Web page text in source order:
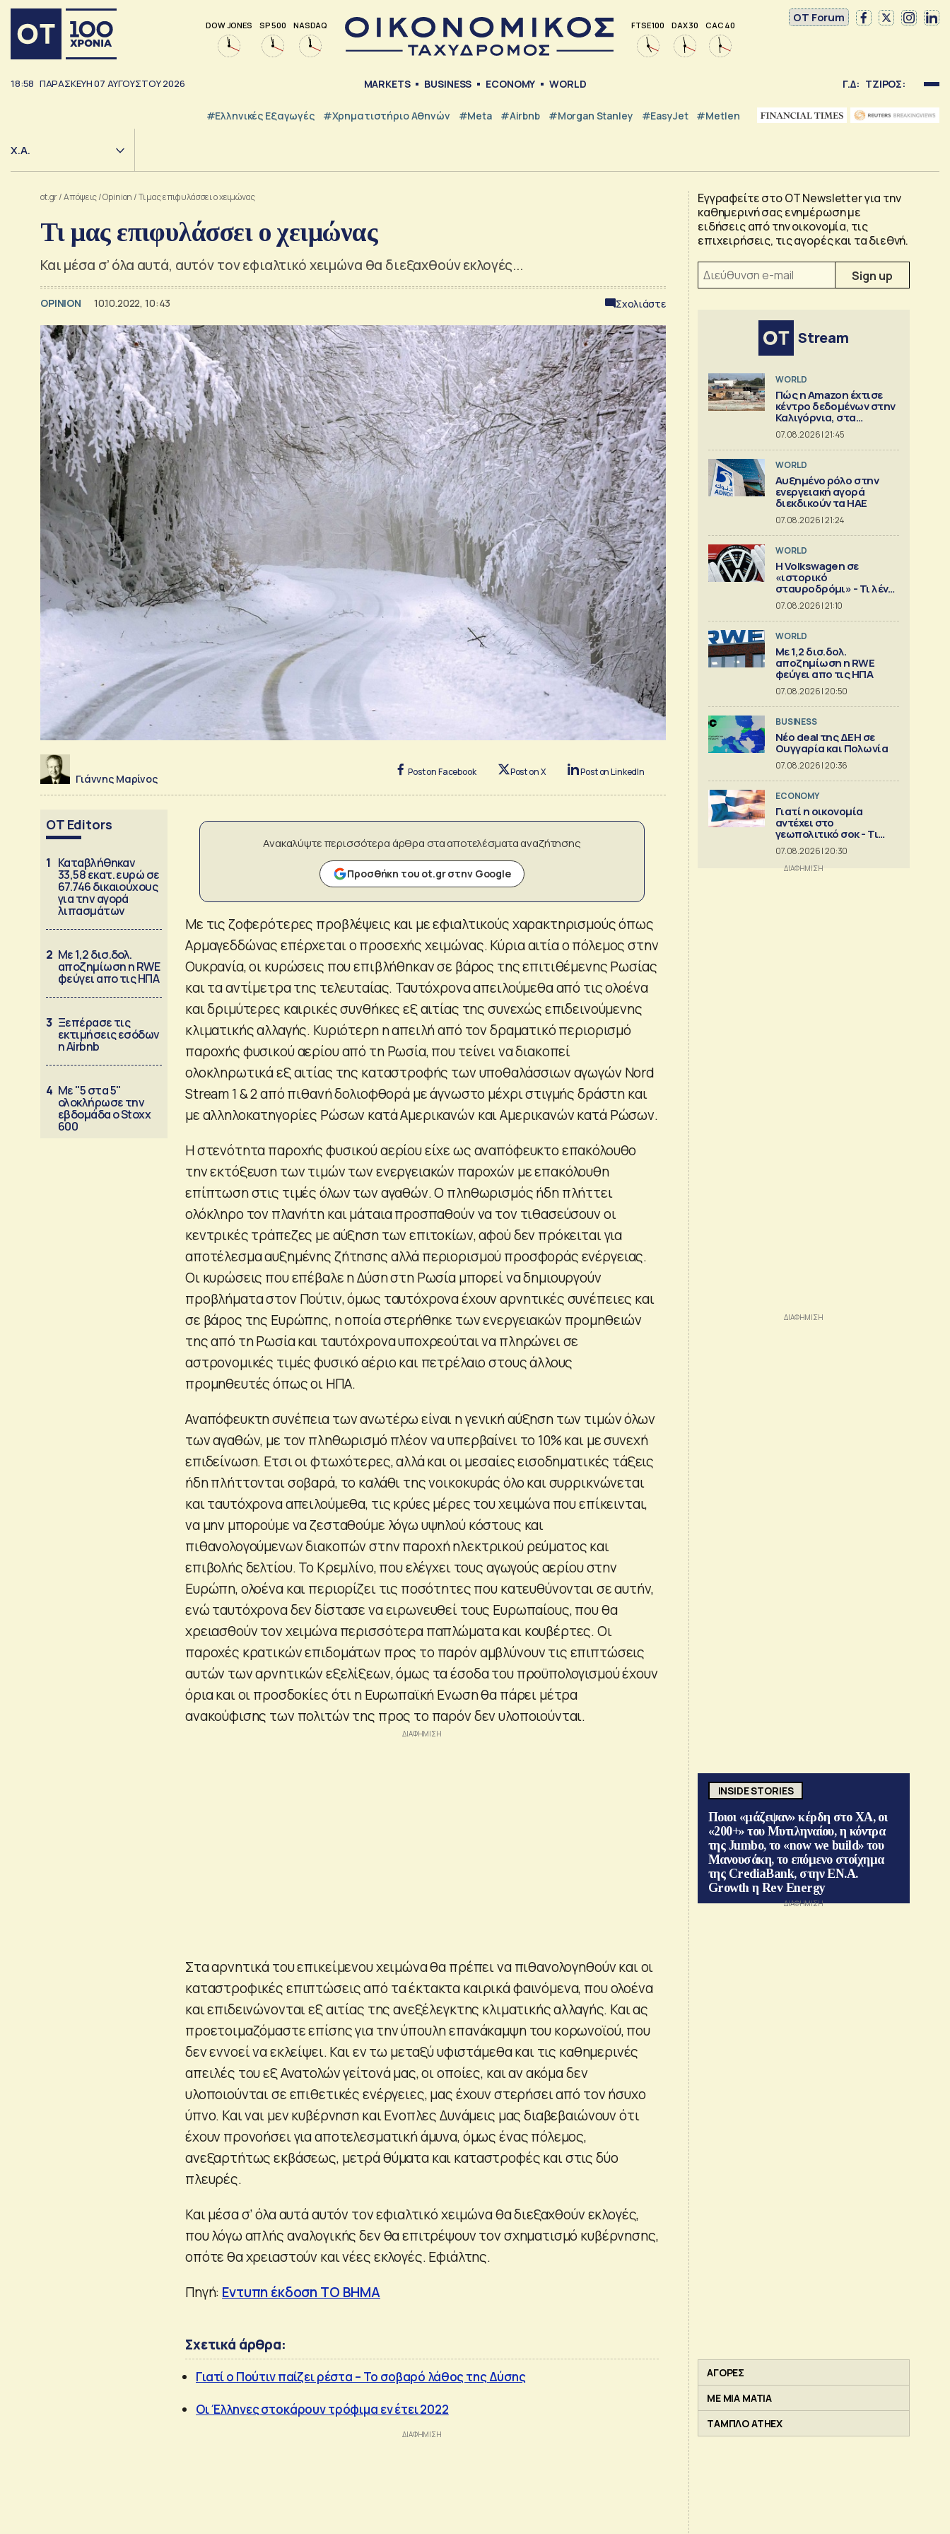
DOW JONES SP 500 NASDAQ FTSE 100 DAX 30 CAC 40
OT Forum
18:58 ΠΑΡΑΣΚΕΥΗ07 ΑΥΓΟΥΣΤΟΥ2026 MARKETS BUSINESS ECONOMY WORLD Γ.Δ: ΤΖΙΡΟΣ:
#Ελληνικές Εξαγωγές #Χρηματιστήριο Αθηνών #Meta #Airbnb #Morgan Stanley #EasyJet #Metlen
Χ.Α.
ot.gr/Απόψεις/Opinion /Τι μας επιφυλάσσει ο χειμώνας
Τι μας επιφυλάσσει ο χειμώνας
Και μέσα σ’ όλα αυτά, αυτόν τον εφιαλτικό χειμώνα θα διεξαχθούν εκλογές...
OPINION 10.10.2022, 10:43 Σχολιάστε
Γιάννης Μαρίνος
Post on Facebook Post on X Post on LinkedIn
OT Editors
1 Καταβλήθηκαν
33,58 εκατ. ευρώ σε
67.746 δικαιούχους
για την αγορά
λιπασμάτων
2 Με 1,2 δισ.δολ.
αποζημίωση η RWE
φεύγει απο τις ΗΠΑ
3 Ξεπέρασε τις
εκτιμήσεις εσόδων
η Airbnb
4 Με "5 στα 5"
ολοκλήρωσε την
εβδομάδα ο Stoxx
600
Ανακαλύψτε περισσότερα άρθρα στα αποτελέσματα αναζήτησης
Προσθήκη του ot.gr στην Google
Mε τις ζοφερότερες προβλέψεις και με εφιαλτικούς χαρακτηρισμούς όπως
Αρμαγεδδώνας επέρχεται ο προσεχής χειμώνας. Κύρια αιτία ο πόλεμος στην
Ουκρανία, οι κυρώσεις που επιβλήθηκαν σε βάρος της επιτιθέμενης Ρωσίας
και τα αντίμετρα της τελευταίας. Ταυτόχρονα απειλούμεθα από τις ολοένα
και δριμύτερες καιρικές συνθήκες εξ αιτίας της συνεχώς επιδεινούμενης
κλιματικής αλλαγής. Κυριότερη η απειλή από τον δραματικό περιορισμό
παροχής φυσικού αερίου από τη Ρωσία, που τείνει να διακοπεί
ολοκληρωτικά εξ αιτίας της καταστροφής των υποθαλάσσιων αγωγών Nord
Stream 1 & 2 από πιθανή δολιοφθορά με άγνωστο μέχρι στιγμής δράστη και
με αλληλοκατηγορίες Ρώσων κατά Αμερικανών και Αμερικανών κατά Ρώσων.
Η στενότητα παροχής φυσικού αερίου είχε ως αναπόφευκτο επακόλουθο
την εκτόξευση των τιμών των ενεργειακών παροχών με επακόλουθη
επίπτωση στις τιμές όλων των αγαθών. Ο πληθωρισμός ήδη πλήττει
ολόκληρο τον πλανήτη και μάταια προσπαθούν να τον τιθασεύσουν οι
κεντρικές τράπεζες με αύξηση των επιτοκίων, αφού δεν πρόκειται για
αποτέλεσμα αυξημένης ζήτησης αλλά περιορισμού προσφοράς ενέργειας.
Οι κυρώσεις που επέβαλε η Δύση στη Ρωσία μπορεί να δημιουργούν
προβλήματα στον Πούτιν, όμως ταυτόχρονα έχουν αρνητικές συνέπειες και
σε βάρος της Ευρώπης, η οποία στερήθηκε των ενεργειακών προμηθειών
της από τη Ρωσία και ταυτόχρονα υποχρεούται να πληρώνει σε
αστρονομικές τιμές φυσικό αέριο και πετρέλαιο στους άλλους
προμηθευτές όπως οι ΗΠΑ.
Αναπόφευκτη συνέπεια των ανωτέρω είναι η γενική αύξηση των τιμών όλων
των αγαθών, με τον πληθωρισμό πλέον να υπερβαίνει το 10% και με συνεχή
επιδείνωση. Ετσι οι φτωχότερες, αλλά και οι μεσαίες εισοδηματικές τάξεις
ήδη πλήττονται σοβαρά, το καλάθι της νοικοκυράς όλο και συρρικνώνεται
και ταυτόχρονα απειλούμεθα, τις κρύες μέρες του χειμώνα που επίκεινται,
να μην μπορούμε να ζεσταθούμε λόγω υψηλού κόστους και
πιθανολογούμενων διακοπών στην παροχή ηλεκτρικού ρεύματος και
επιβολής δελτίου. Το Κρεμλίνο, που ελέγχει τους αγωγούς αερίου στην
Ευρώπη, ολοένα και περιορίζει τις ποσότητες που κατευθύνονται σε αυτήν,
ενώ ταυτόχρονα δεν δίστασε να ειρωνευθεί τους Ευρωπαίους, που θα
χρειασθούν τον χειμώνα περισσότερα παπλώματα και κουβέρτες. Οι
παροχές κρατικών επιδομάτων προς το παρόν αμβλύνουν τις επιπτώσεις
αυτών των αρνητικών εξελίξεων, όμως τα έσοδα του προϋπολογισμού έχουν
όρια και οι προσδοκίες ότι η Ευρωπαϊκή Ενωση θα πάρει μέτρα
ανακούφισης των πολιτών της προς το παρόν δεν υλοποιούνται.
Στα αρνητικά του επικείμενου χειμώνα θα πρέπει να πιθανολογηθούν και οι
καταστροφικές επιπτώσεις από τα έκτακτα καιρικά φαινόμενα, που ολοένα
και επιδεινώνονται εξ αιτίας της ανεξέλεγκτης κλιματικής αλλαγής. Και ας
προετοιμαζόμαστε επίσης για την ύπουλη επανάκαμψη του κορωνοϊού, που
δεν εννοεί να εκλείψει. Και εν τω μεταξύ υφιστάμεθα και τις καθημερινές
απειλές του εξ Ανατολών γείτονά μας, οι οποίες, και αν ακόμα δεν
υλοποιούνται σε επιθετικές ενέργειες, μας έχουν στερήσει από τον ήσυχο
ύπνο. Και ναι μεν κυβέρνηση και Ενοπλες Δυνάμεις μας διαβεβαιώνουν ότι
έχουν προνοήσει για αποτελεσματική άμυνα, όμως ένας πόλεμος,
ανεξαρτήτως εκβάσεως, μετρά θύματα και καταστροφές και στις δύο
πλευρές.
Και μέσα σ’ όλα αυτά αυτόν τον εφιαλτικό χειμώνα θα διεξαχθούν εκλογές,
που λόγω απλής αναλογικής δεν θα επιτρέψουν τον σχηματισμό κυβέρνησης,
οπότε θα χρειαστούν και νέες εκλογές. Εφιάλτης.
Πηγή: Εντυπη έκδοση ΤΟ ΒΗΜΑ
Σχετικά άρθρα:
Γιατί ο Πούτιν παίζει ρέστα – Το σοβαρό λάθος της Δύσης
Οι Έλληνες στοκάρουν τρόφιμα εν έτει 2022
Εγγραφείτε στο OT Newsletter για την
καθημερινή σας ενημέρωση με
ειδήσεις από την οικονομία, τις
επιχειρήσεις, τις αγορές και τα διεθνή.
Stream
WORLD
Πώς η Amazon έχτισε
κέντρο δεδομένων στην
Καλιγόρνια, στα
«μουλωχτά»
07.08.2026 | 21:45
WORLD
Αυξημένο ρόλο στην
ενεργειακή αγορά
διεκδικούν τα ΗΑΕ
07.08.2026 | 21:24
WORLD
Η Volkswagen σε
«ιστορικό
σταυροδρόμι» - Τι λένε
οι οικογένειες που την
ελέγχουν
07.08.2026 | 21:10
WORLD
Με 1,2 δισ.δολ.
αποζημίωση η RWE
φεύγει απο τις ΗΠΑ
07.08.2026 | 20:50
BUSINESS
Νέο deal της ΔΕΗ σε
Ουγγαρία και Πολωνία
07.08.2026 | 20:36
ECONOMY
Γιατί η οικονομία
αντέχει στο
γεωπολιτικό σοκ - Τι
δείχνει ανάλυση της
Eurobank [γραφήματα]
07.08.2026 | 20:30
INSIDE STORIES
Ποιοι «μάζεψαν» κέρδη στο ΧΑ, οι
«200+» του Μυτιληναίου, η κόντρα
της Jumbo, το «now we build» του
Μανουσάκη, το επόμενο στοίχημα
της CrediaBank, στην ΕΝ.Α.
Growth η Rev Energy
ΑΓΟΡΕΣ
ΜΕ ΜΙΑ ΜΑΤΙΑ
ΤΑΜΠΛΟ ATHEX